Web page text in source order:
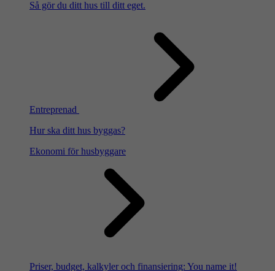
Så gör du ditt hus till ditt eget.
Entreprenad
Hur ska ditt hus byggas?
Ekonomi för husbyggare
Priser, budget, kalkyler och finansiering: You name it!